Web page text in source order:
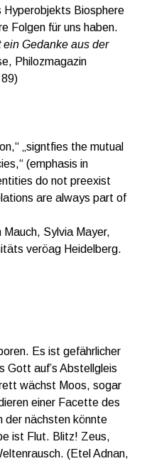
Hyperobjekts Biosphere
Folgen für uns haben.
ein Gedanke aus der
Philozmagazin
„signtfies the mutual
(emphasis in
do not preexist
are always part of
Sylvia Mayer,
veröag Heidelberg.
Es ist gefährlicher
Gott auf’s Abstellgleis
wächst Moos, sogar
einer Facette des
der nächsten könnte
ist Flut. Blitz! Zeus,
(Etel Adnan,